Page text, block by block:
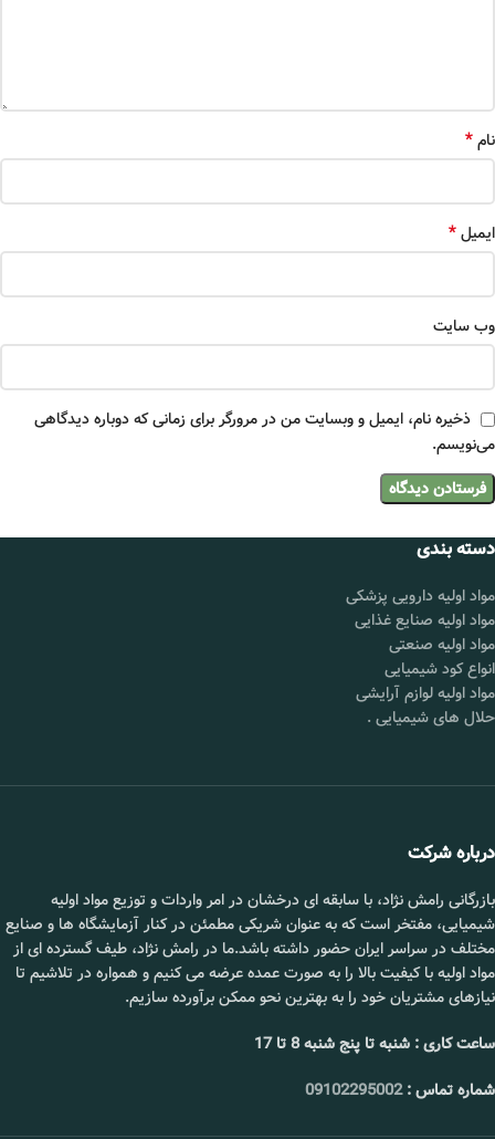
نام*
ایمیل*
وب‌ سایت
ذخیره نام، ایمیل و وبسایت من در مرورگر برای زمانی که دوباره دیدگاهی
می‌نویسم.
دسته بندی
مواد اولیه دارویی پزشکی
مواد اولیه صنایع غذایی
مواد اولیه صنعتی
انواع کود شیمیایی
مواد اولیه لوازم آرایشی
حلال های شیمیایی .
درباره شرکت
بازرگانی رامش نژاد، با سابقه ای درخشان در امر واردات و توزیع مواد اولیه
شیمیایی، مفتخر است که به عنوان شریکی مطمئن در کنار آزمایشگاه ها و صنایع
مختلف در سراسر ایران حضور داشته باشد.ما در رامش نژاد، طیف گسترده ای از
مواد اولیه با کیفیت بالا را به صورت عمده عرضه می کنیم و همواره در تلاشیم تا
نیازهای مشتریان خود را به بهترین نحو ممکن برآورده سازیم.
ساعت کاری : شنبه تا پنج شنبه 8 تا 17
شماره تماس :09102295002